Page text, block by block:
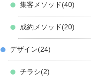
集客メソッド 40
成約メソッド 20
デザイン 24
チラシ 2